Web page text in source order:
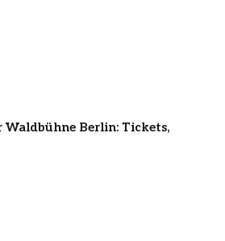
Waldbühne Berlin: Tickets,